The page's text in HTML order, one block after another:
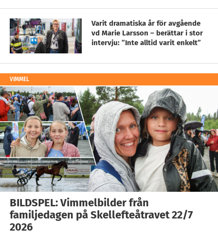
Varit dramatiska år för avgående
vd Marie Larsson – berättar i stor
intervju: ”Inte alltid varit enkelt”
VIMMEL
BILDSPEL: Vimmelbilder från
familjedagen på Skellefteåtravet 22/7
2026